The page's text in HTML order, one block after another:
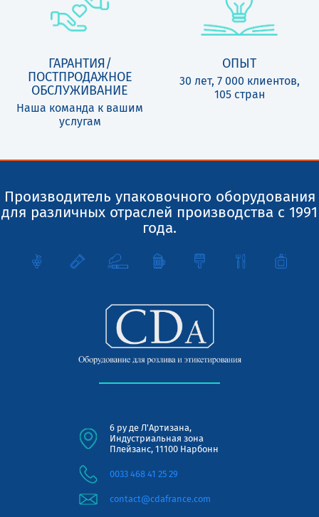
ГАРАНТИЯ/
ПОСТПРОДАЖНОЕ
ОБСЛУЖИВАНИЕ
Наша команда к вашим
услугам
ОПЫТ
30 лет, 7 000 клиентов,
105 стран
Производитель упаковочного оборудования
для различных отраслей производства с 1991
года.
6 ру де Л'Артизана,
Индустриальная зона
Плейзанс, 11100 Нарбонн
0033 468 41 25 29
contact@cdafrance.com